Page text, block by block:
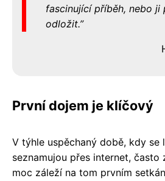
fascinující příběh, nebo ji
odložit.
První dojem je klíčový
V týhle uspěchaný době, kdy se
seznamujou přes internet, často
moc záleží na tom prvním